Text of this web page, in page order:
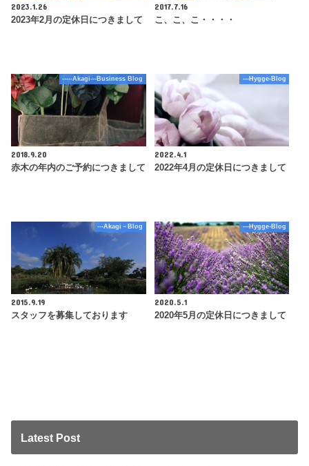
2023.1.26
2023年2月の定休日につきまして
2017.7.16
こ、こ、こ・・・・
-----Akagi---Business Blog
2018.9.20
赤木の年内のご予約につきまして
---Hygge-Blog
2022.4.1
2022年4月の定休日につきまして
---Akagi－Blog
2015.9.19
スタッフを募集しております
---Hygge-Blog
2020.5.1
2020年5月の定休日につきまして
Latest Post